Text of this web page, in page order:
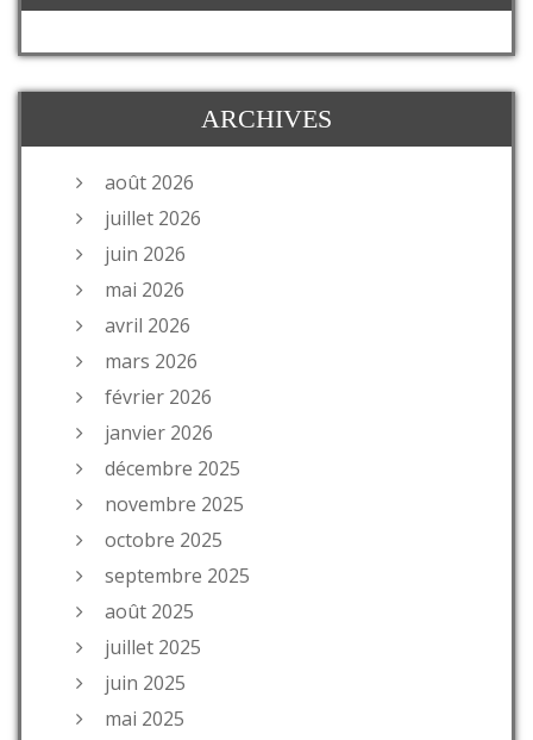
ARCHIVES
août 2026
juillet 2026
juin 2026
mai 2026
avril 2026
mars 2026
février 2026
janvier 2026
décembre 2025
novembre 2025
octobre 2025
septembre 2025
août 2025
juillet 2025
juin 2025
mai 2025